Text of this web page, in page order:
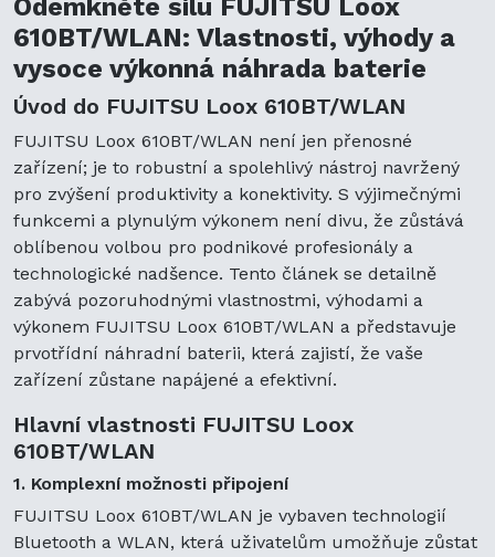
Odemkněte sílu FUJITSU Loox
610BT/WLAN: Vlastnosti, výhody a
vysoce výkonná náhrada baterie
Úvod do FUJITSU Loox 610BT/WLAN
FUJITSU Loox 610BT/WLAN není jen přenosné
zařízení; je to robustní a spolehlivý nástroj navržený
pro zvýšení produktivity a konektivity. S výjimečnými
funkcemi a plynulým výkonem není divu, že zůstává
oblíbenou volbou pro podnikové profesionály a
technologické nadšence. Tento článek se detailně
zabývá pozoruhodnými vlastnostmi, výhodami a
výkonem FUJITSU Loox 610BT/WLAN a představuje
prvotřídní náhradní baterii, která zajistí, že vaše
zařízení zůstane napájené a efektivní.
Hlavní vlastnosti FUJITSU Loox
610BT/WLAN
1. Komplexní možnosti připojení
FUJITSU Loox 610BT/WLAN je vybaven technologií
Bluetooth a WLAN, která uživatelům umožňuje zůstat